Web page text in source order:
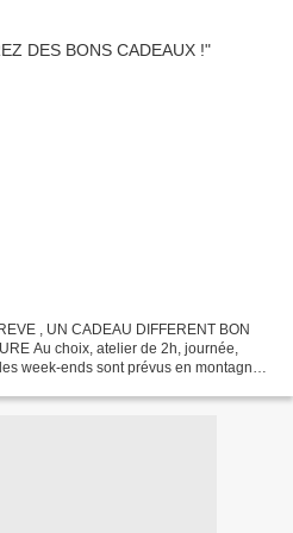
, UN CADEAU DIFFERENT BON
Au choix, atelier de 2h, journée,
week-ends sont prévus en montagne